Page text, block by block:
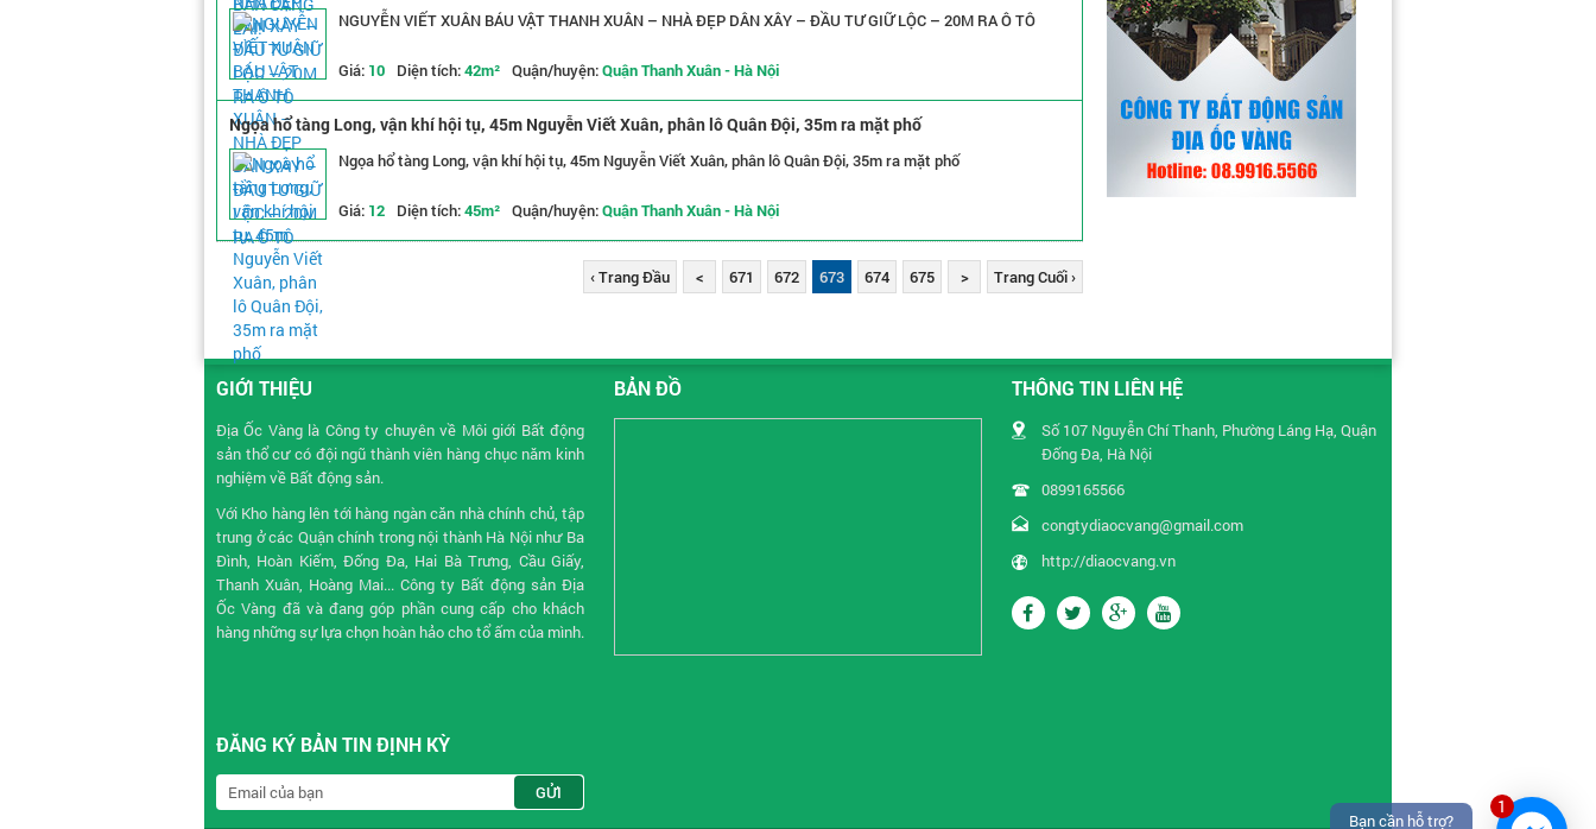
1
Bạn cần hỗ trợ?
NGUYỄN VIẾT XUÂN BÁU VẬT THANH XUÂN – NHÀ ĐẸP DÂN XÂY – ĐẦU TƯ GIỮ LỘC – 20M RA Ô TÔ
Giá: 10 Diện tích:42m² Quận/huyện:Quận Thanh Xuân - Hà Nội
Ngọa hổ tàng Long, vận khí hội tụ, 45m Nguyễn Viết Xuân, phân lô Quân Đội, 35m ra mặt phố
Ngọa hổ tàng Long, vận khí hội tụ, 45m Nguyễn Viết Xuân, phân lô Quân Đội, 35m ra mặt phố
Giá: 12 Diện tích:45m² Quận/huyện:Quận Thanh Xuân - Hà Nội
‹ Trang Đầu < 671 672 673 674 675 > Trang Cuối ›
GIỚI THIỆU
Địa Ốc Vàng là Công ty chuyên về Môi giới Bất động
sản thổ cư có đội ngũ thành viên hàng chục năm kinh
nghiệm về Bất động sản.
Với Kho hàng lên tới hàng ngàn căn nhà chính chủ, tập
trung ở các Quận chính trong nội thành Hà Nội như Ba
Đình, Hoàn Kiếm, Đống Đa, Hai Bà Trưng, Cầu Giấy,
Thanh Xuân, Hoàng Mai... Công ty Bất động sản Địa
Ốc Vàng đã và đang góp phần cung cấp cho khách
hàng những sự lựa chọn hoàn hảo cho tổ ấm của mình.
ĐĂNG KÝ BẢN TIN ĐỊNH KỲ
BẢN ĐỒ THÔNG TIN LIÊN HỆ
Số 107 Nguyễn Chí Thanh, Phường Láng Hạ, Quận
Đống Đa, Hà Nội
0899165566
congtydiaocvang@gmail.com
http://diaocvang.vn